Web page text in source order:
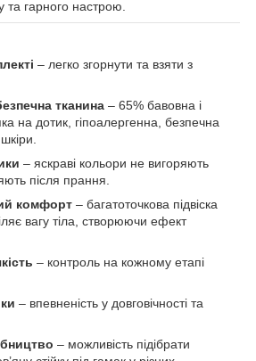
та гарного настрою.
– легко згорнути та взяти з
тканина – 65% бавовна і
на дотик, гіпоалергенна, безпечна
– яскраві кольори не вигоряють
після прання.
комфорт – багатоточкова підвіска
вагу тіла, створюючи ефект
– контроль на кожному етапі
– впевненість у довговічності та
– можливість підібрати